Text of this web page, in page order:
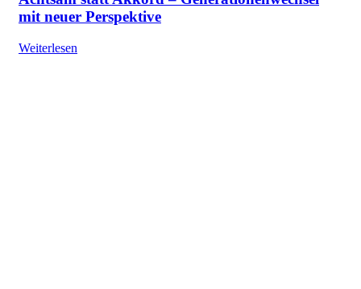
mit neuer Perspektive
Weiterlesen